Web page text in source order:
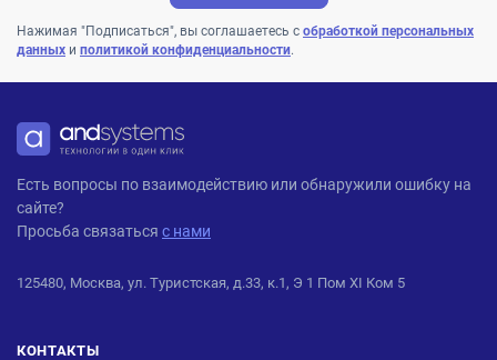
Нажимая "Подписаться", вы соглашаетесь с обработкой персональных
данных и политикой конфиденциальности.
ANDPRO
Есть вопросы по взаимодействию или обнаружили ошибку на
сайте?
Просьба связаться с нами
125480, Москва, ул. Туристская, д.33, к.1, Э 1 Пом XI Ком 5
КОНТАКТЫ